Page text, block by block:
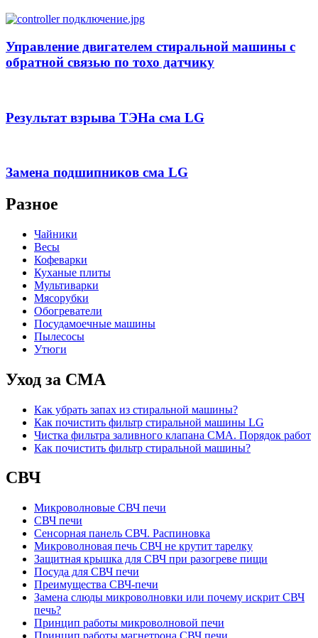
Управление двигателем стиральной машины с
обратной связью по тохо датчику
Результат взрыва ТЭНа сма LG
Замена подшипников сма LG
Разное
Чайники
Весы
Кофеварки
Куханые плиты
Мультиварки
Мясорубки
Обогреватели
Посудамоечные машины
Пылесосы
Утюги
Уход за СМА
Как убрать запах из стиральной машины?
Как почистить фильтр стиральной машины LG
Чистка фильтра заливного клапана СМА. Порядок работ
Как почистить фильтр стиральной машины?
СВЧ
Микроволновые СВЧ печи
СВЧ печи
Сенсорная панель СВЧ. Распиновка
Микроволновая печь СВЧ не крутит тарелку
Защитная крышка для СВЧ при разогреве пищи
Посуда для СВЧ печи
Преимущества СВЧ-печи
Замена слюды микроволновки или почему искрит СВЧ
печь?
Принцип работы микроволновой печи